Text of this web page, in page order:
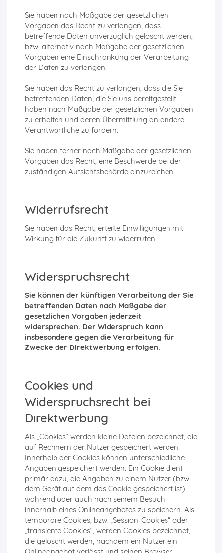
Sie haben nach Maßgabe der gesetzlichen
Vorgaben das Recht zu verlangen, dass
betreffende Daten unverzüglich gelöscht werden,
bzw. alternativ nach Maßgabe der gesetzlichen
Vorgaben eine Einschränkung der Verarbeitung
der Daten zu verlangen.
Sie haben das Recht zu verlangen, dass die Sie
betreffenden Daten, die Sie uns bereitgestellt
haben nach Maßgabe der gesetzlichen Vorgaben
zu erhalten und deren Übermittlung an andere
Verantwortliche zu fordern.
Sie haben ferner nach Maßgabe der gesetzlichen
Vorgaben das Recht, eine Beschwerde bei der
zuständigen Aufsichtsbehörde einzureichen.
Widerrufsrecht
Sie haben das Recht, erteilte Einwilligungen mit
Wirkung für die Zukunft zu widerrufen.
Widerspruchsrecht
Sie können der künftigen Verarbeitung der Sie
betreffenden Daten nach Maßgabe der
gesetzlichen Vorgaben jederzeit
widersprechen. Der Widerspruch kann
insbesondere gegen die Verarbeitung für
Zwecke der Direktwerbung erfolgen.
Cookies und
Widerspruchsrecht bei
Direktwerbung
Als „Cookies“ werden kleine Dateien bezeichnet, die
auf Rechnern der Nutzer gespeichert werden.
Innerhalb der Cookies können unterschiedliche
Angaben gespeichert werden. Ein Cookie dient
primär dazu, die Angaben zu einem Nutzer (bzw.
dem Gerät auf dem das Cookie gespeichert ist)
während oder auch nach seinem Besuch
innerhalb eines Onlineangebotes zu speichern. Als
temporäre Cookies, bzw. „Session-Cookies“ oder
„transiente Cookies“, werden Cookies bezeichnet,
die gelöscht werden, nachdem ein Nutzer ein